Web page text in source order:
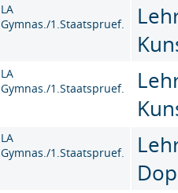
LA
Gymnas./1.Staatspruef.
LA
Gymnas./1.Staatspruef.
LA
Gymnas./1.Staatspruef.